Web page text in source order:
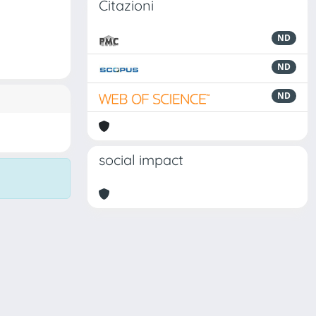
Citazioni
ND
ND
ND
social impact